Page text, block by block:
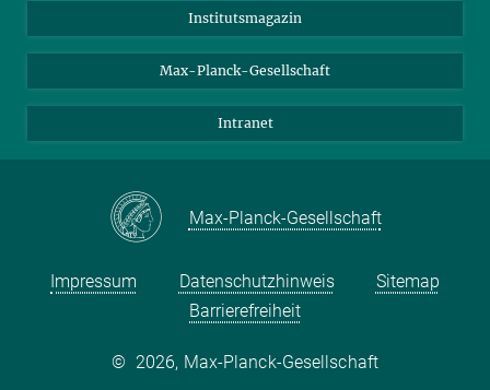
Schulen
Studierende
Facebook
YouTube
Institutsmagazin
Max-Planck-Gesellschaft
Intranet
Max-Planck-Gesellschaft
Impressum Datenschutzhinweis
Sitemap
Barrierefreiheit
© 2026, Max-Planck-Gesellschaft